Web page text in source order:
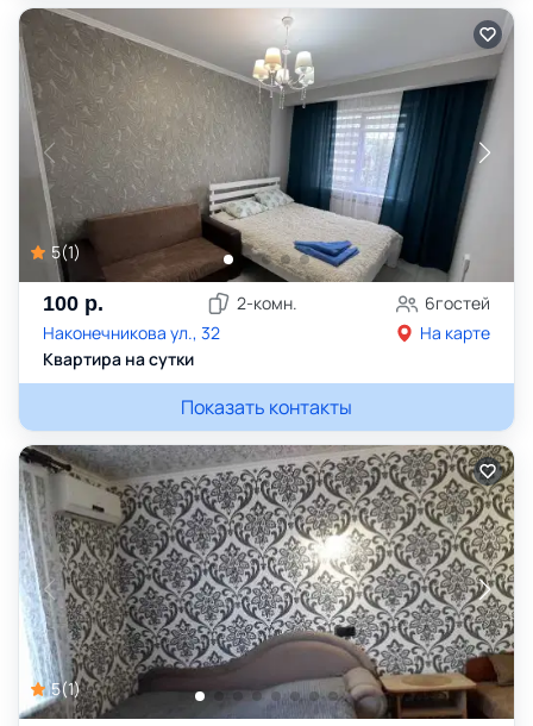
5(1)
100 р. 2-комн. 6гостей
Наконечникова ул., 32
На карте
Квартира на сутки
Показать контакты
5(1)